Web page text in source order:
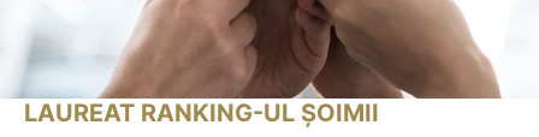
LAUREAT RANKING-UL ȘOIMII